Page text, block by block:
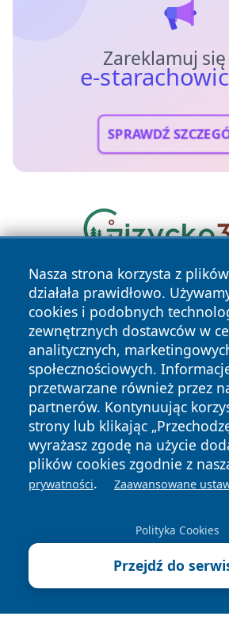
Zareklamuj
e-
SPRAWDŹ
Nasza strona korzysta z
działała prawidłowo.
cookies i podobnych
zewnętrznych dostawców w
analitycznych,
społecznościowych.
przetwarzane również przez
partnerów. Kontynuując
strony lub klikając
wyrażasz zgodę na użycie
plików cookies zgodnie z
prywatności. Zaawansowane
Polityka Cookies
Przejdź do
Copyright © 2026 e-starachowice.pl
zastrzeżone.
News Autorzy
Polityka
Prywatności